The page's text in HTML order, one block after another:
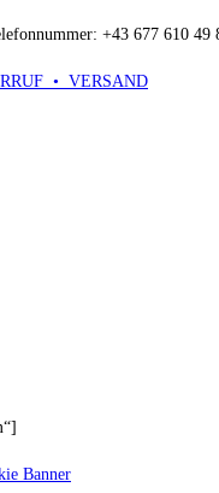
+43 677 610
• VERSAND
Banner